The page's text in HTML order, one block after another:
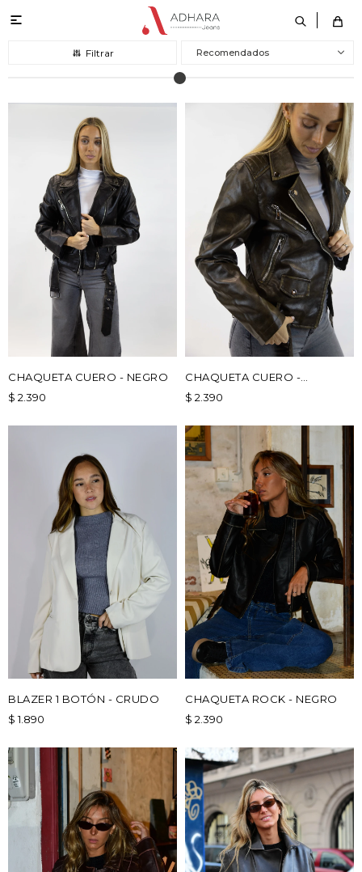

Recomendados
CHAQUETA CUERO - NEGRO
$ 2.390
CHAQUETA CUERO -
MARRÓN
$ 2.390
BLAZER 1 BOTÓN - CRUDO
$ 1.890
CHAQUETA ROCK - NEGRO
$ 2.390